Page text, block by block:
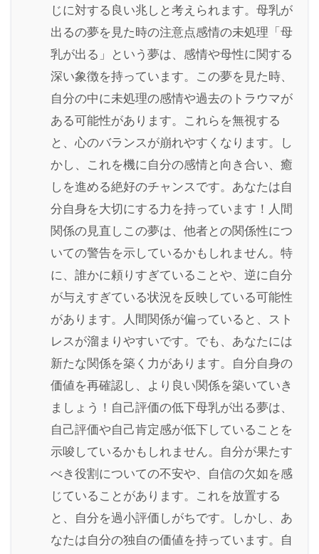
じに対する良い兆しと考えられます。母乳が
出るの夢を見た時の注意点感情の未処理「母
乳が出る」という夢は、感情や母性に関する
深い象徴を持っています。この夢を見た時、
自分の中に未処理の感情や過去のトラウマが
ある可能性があります。これらを無視する
と、心のバランスが崩れやすくなります。し
かし、これを機に自分の感情と向き合い、癒
しを進める絶好のチャンスです。あなたは自
分自身を大切にする力を持っています！人間
関係の見直しこの夢は、他者との関係性につ
いての警告を示しているかもしれません。特
に、誰かに頼りすぎていることや、逆に自分
が与えすぎている状況を反映している可能性
があります。人間関係が偏っていると、スト
レスが溜まりやすいです。でも、あなたには
新たな関係を築く力があります。自分自身の
価値を再確認し、より良い関係を築いていき
ましょう！自己評価の低下母乳が出る夢は、
自己評価や自己肯定感が低下していることを
示唆しているかもしれません。自分が果たす
べき役割についての不安や、自信の欠如を感
じていることがあります。これを放置する
と、自分を過小評価しがちです。しかし、あ
なたは自分の独自の価値を持っています。自